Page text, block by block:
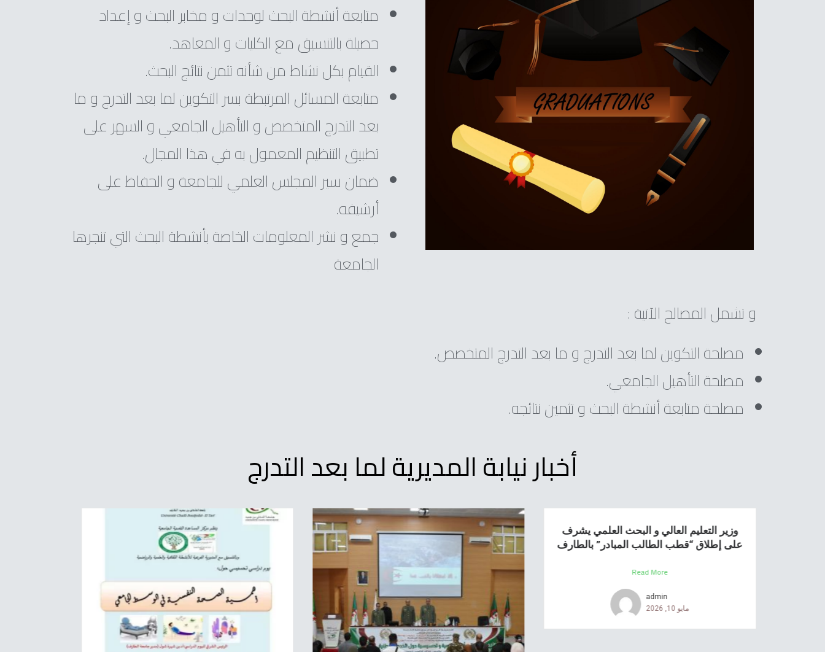
متابعة أنشطة البحث لوحدات و مخابر البحث و إعداد
حصيلة بالتنسيق مع الكليات و المعاهد.
القيام بكل نشاط من شأنه تثمن نتائج البحث.
متابعة المسائل المرتبطة بسر التكوين لما بعد التدرج و ما
بعد التدرج المتخصص و التأهيل الجامعي و السهر على
تطبيق التنظيم المعمول به في هذا المجال.
ضمان سير المجلس العلمي للجامعة و الحفاظ على
أرشيفه.
جمع و نشر المعلومات الخاصة بأنشطة البحث التي تنجرها
الجامعة
و تشمل المصالح الآتية :
مصلحة التكوين لما بعد التدرج و ما بعد التدرج المتخصص.
مصلحة التأهيل الجامعي.
مصلحة متابعة أنشطة البحث و تثمين نتائجه.
أخبار نيابة المديرية لما بعد التدرج
وزير التعليم العالي و البحث العلمي يشرف
على إطلاق “قطب الطالب المبادر” بالطارف
Read More
admin
مايو 10, 2026